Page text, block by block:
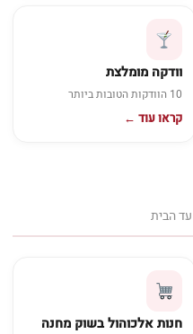
וודקה מומלצת
10 הוודקות הטובות ביותר
קראו עוד ←
הבית
חנות אלכוהול בשוק מחנה